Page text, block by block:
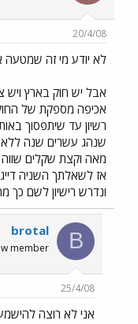
20/4/08
לא יודע מי זה שמטעה
אבל יש חוק בארץ ויש
אכיפה מספקת של
רשיון עד שיתפסוך
שנהג עשרים שנה ללא
מאה וקצת שקלים
אז לשאלתך השניה
ונדרש רישיון לשם כך
B
brotal
member
25/4/08
אני לא רוצה